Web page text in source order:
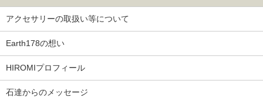
アクセサリーの取扱い等について
Earth178の想い
HIROMIプロフィール
石達からのメッセージ